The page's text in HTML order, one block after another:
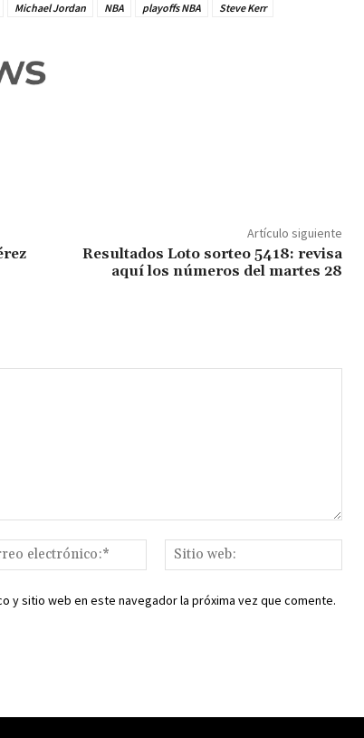
Michael Jordan NBA playoffs NBA Steve Kerr
Artículo siguiente
Resultados Loto sorteo 5418: revisa
aquí los números del martes 28
Correo
electrónico:*
web:
y sitio web en este navegador la próxima vez que comente.